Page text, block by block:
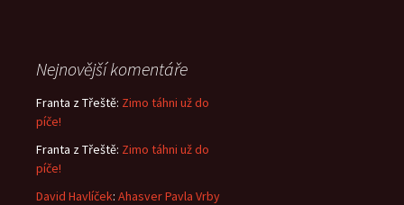
Nejnovější komentáře
Franta z Třeště: Zimo táhni už do
píče!
Franta z Třeště: Zimo táhni už do
píče!
David Havlíček: Ahasver Pavla Vrby